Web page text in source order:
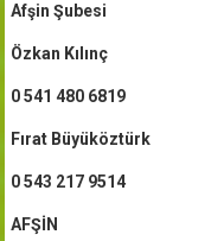
Afşin Şubesi
Özkan Kılınç
0 541 480 6819
Fırat Büyüköztürk
0 543 217 9514
AFŞİN